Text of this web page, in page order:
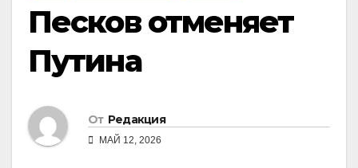
Песков отменяет
Путина
От Редакция
МАЙ 12, 2026